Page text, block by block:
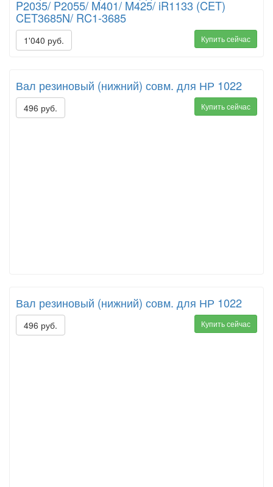
P2035/ P2055/ M401/ M425/ iR1133 (CET)
CET3685N/ RC1-3685
1'040 руб. Купить сейчас
Вал резиновый (нижний) совм. для НР 1022
496 руб. Купить сейчас
Вал резиновый (нижний) совм. для НР 1022
496 руб. Купить сейчас